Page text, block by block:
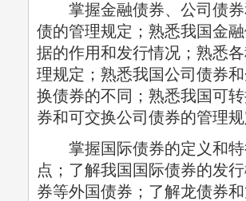
掌握金融债券、公司债券
债的管理规定；熟悉我国金
据的作用和发行情况；熟悉
理规定；熟悉我国公司债券
换债券的不同；熟悉我国可
券和可交换公司债券的管理规
掌握国际债券的定义和特
点；了解我国国际债券的发
券等外国债券；了解龙债券